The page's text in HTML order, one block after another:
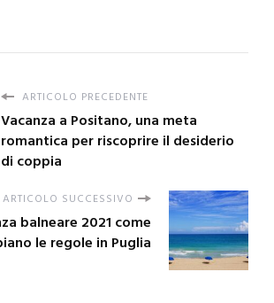
ARTICOLO PRECEDENTE
Vacanza a Positano, una meta
romantica per riscoprire il desiderio
di coppia
ARTICOLO SUCCESSIVO
balneare 2021 come
le regole in Puglia